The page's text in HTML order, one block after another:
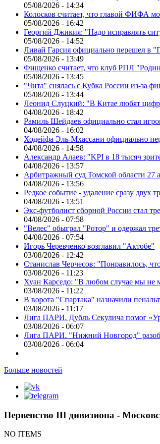
05/08/2026 - 14:34
Колосков считает, что главой ФИФА
05/08/2026 - 16:42
Георгий Джикия: "Надо исправлять
05/08/2026 - 14:52
Ливай Гарсия официально перешел в
05/08/2026 - 13:49
Фищенко считает, что клуб РПЛ
05/08/2026 - 13:45
"Чита" снялась с Кубка России из-за
05/08/2026 - 13:44
Леонид Слуцкий: "В Китае любят
04/08/2026 - 18:42
Рамиль Шейдаев официально стал
04/08/2026 - 16:02
Ходейфа Эль-Мхассани официально
04/08/2026 - 14:58
Александр Алаев: "KPI в 18 тысяч
04/08/2026 - 13:57
Арбитражный суд Томской области 27
04/08/2026 - 13:56
Редкое событие - удаление сразу двух
04/08/2026 - 13:51
Экс-футболист сборной России стал
04/08/2026 - 07:58
"Велес" обыграл "Ротор" и одержал
04/08/2026 - 07:54
Игорь Черевченко возглавил "Актобе"
03/08/2026 - 12:42
Станислав Черчесов: "Понравилось,
03/08/2026 - 11:23
Хуан Карседо: "В любом случае мы не
03/08/2026 - 11:22
В ворота "Спартака" назначили
03/08/2026 - 11:17
Лига ПАРИ. Дубль Секулича помог
03/08/2026 - 06:07
Лига ПАРИ. "Нижний Новгород"
03/08/2026 - 06:04
Больше новостей
Первенство III дивизиона -
NO ITEMS